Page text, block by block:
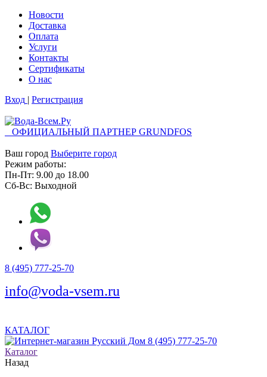
Новости
Доставка
Оплата
Услуги
Контакты
Cертификаты
О нас
Вход | Регистрация
ОФИЦИАЛЬНЫЙ ПАРТНЕР GRUNDFOS
Ваш город Выберите город
Режим работы:
Пн-Пт: 9.00 до 18.00
Сб-Вс: Выходной
8 (495) 777-25-70
info@voda-vsem.ru
КАТАЛОГ
8 (495) 777-25-70
Каталог
Назад